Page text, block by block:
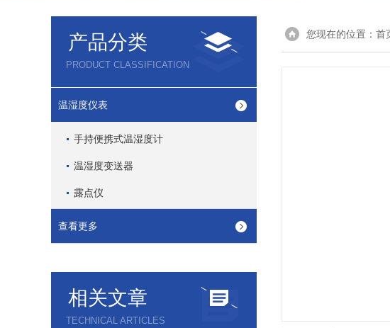
产品分类
PRODUCT CLASSIFICATION
温湿度仪表
手持便携式温湿度计
温湿度变送器
露点仪
查看更多
相关文章
TECHNICAL ARTICLES
您现在的位置： 首